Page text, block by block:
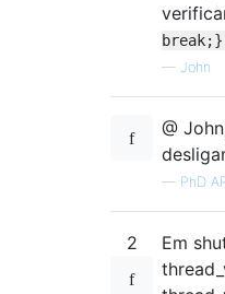
break;}
— John
@
— PhD
2
Em